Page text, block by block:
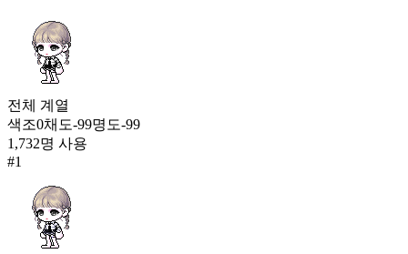
퓨처 스피릿(여)
151,426
프롱 루즈핏
149,665
10
바나나 푸딩(여)
144,406
전체 계열
색조0채도-99명도-99
1,732명 사용
#1